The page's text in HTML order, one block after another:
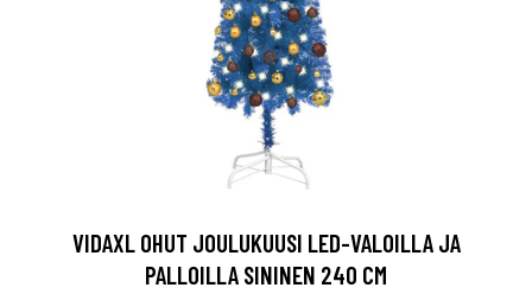
VIDAXL OHUT JOULUKUUSI LED-VALOILLA JA
PALLOILLA SININEN 240 CM